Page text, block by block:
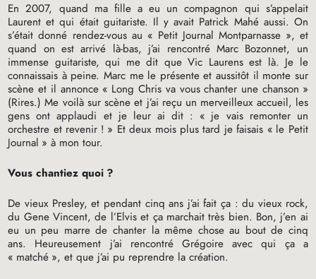
En 2007, quand ma fille a eu un compagnon qui s’appelait
Laurent et qui était guitariste. Il y avait Patrick Mahé aussi. On
s’était donné rendez-vous au « Petit Journal Montparnasse », et
quand on est arrivé là-bas, j’ai rencontré Marc Bozonnet, un
immense guitariste, qui me dit que Vic Laurens est là. Je le
connaissais à peine. Marc me le présente et aussitôt il monte sur
scène et il annonce « Long Chris va vous chanter une chanson »
(Rires.) Me voilà sur scène et j’ai reçu un merveilleux accueil, les
gens ont applaudi et je leur ai dit : « je vais remonter un
orchestre et revenir ! » Et deux mois plus tard je faisais « le Petit
Journal » à mon tour.
Vous chantiez quoi ?
De vieux Presley, et pendant cinq ans j’ai fait ça : du vieux rock,
du Gene Vincent, de l’Elvis et ça marchait très bien. Bon, j’en ai
eu un peu marre de chanter la même chose au bout de cinq
ans. Heureusement j’ai rencontré Grégoire avec qui ça a
« matché », et que j’ai pu reprendre la création.